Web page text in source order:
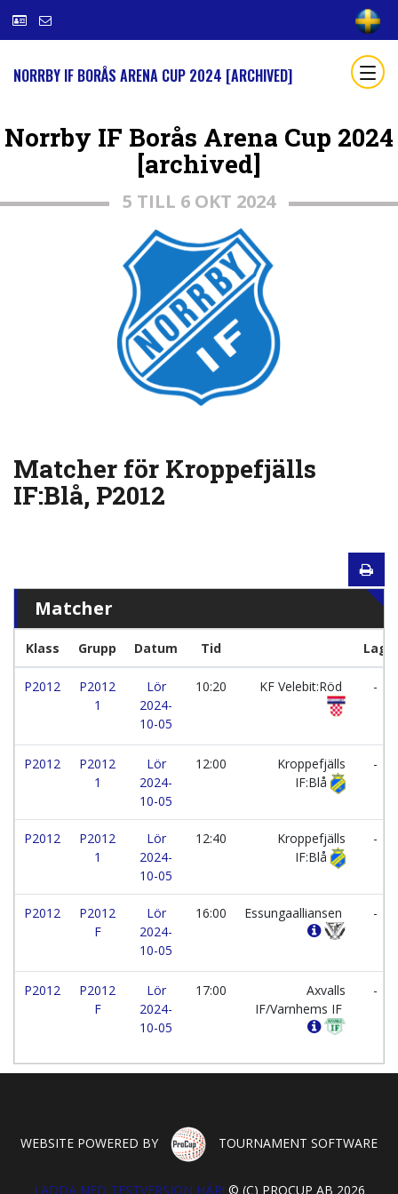
NORRBY IF BORÅS ARENA CUP 2024 [ARCHIVED]
Norrby IF Borås Arena Cup 2024
[archived]
5 TILL 6 OKT 2024
Matcher för Kroppefjälls
IF:Blå, P2012
Matcher
Klass Grupp Datum Tid Lag
P2012
P2012
1
Lör
2024-
10-05
10:20 KF Velebit:Röd -
P2012
P2012
1
Lör
2024-
10-05
12:00
Kroppefjälls
IF:Blå
-
P2012
P2012
1
Lör
2024-
10-05
12:40
Kroppefjälls
IF:Blå
-
P2012
P2012
F
Lör
2024-
10-05
16:00 Essungaalliansen -
P2012
P2012
F
Lör
2024-
10-05
17:00
Axvalls
IF/Varnhems IF
-
WEBSITE POWERED BY TOURNAMENT SOFTWARE
LADDA NED TESTVERSION HÄR! © (C) PROCUP AB 2026